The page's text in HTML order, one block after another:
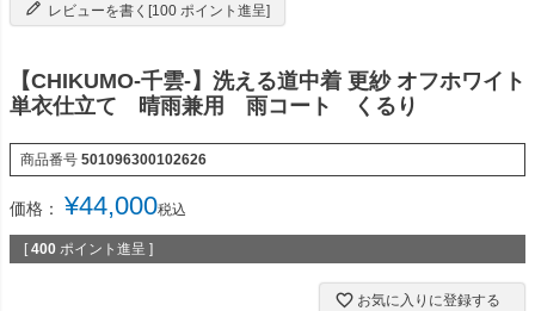
レビューを書く[100 ポイント進呈]
【CHIKUMO-千雲-】洗える道中着 更紗 オフホワイト
単衣仕立て 晴雨兼用 雨コート くるり
商品番号 501096300102626
価格： ¥44,000税込
[ 400 ポイント進呈 ]
お気に入りに登録する